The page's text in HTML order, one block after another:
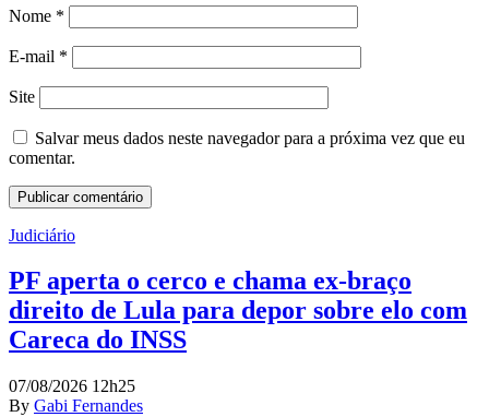
Nome *
E-mail *
Site
Salvar meus dados neste navegador para a próxima vez que eu
comentar.
Judiciário
PF aperta o cerco e chama ex-braço
direito de Lula para depor sobre elo com
Careca do INSS
07/08/2026 12h25
By Gabi Fernandes